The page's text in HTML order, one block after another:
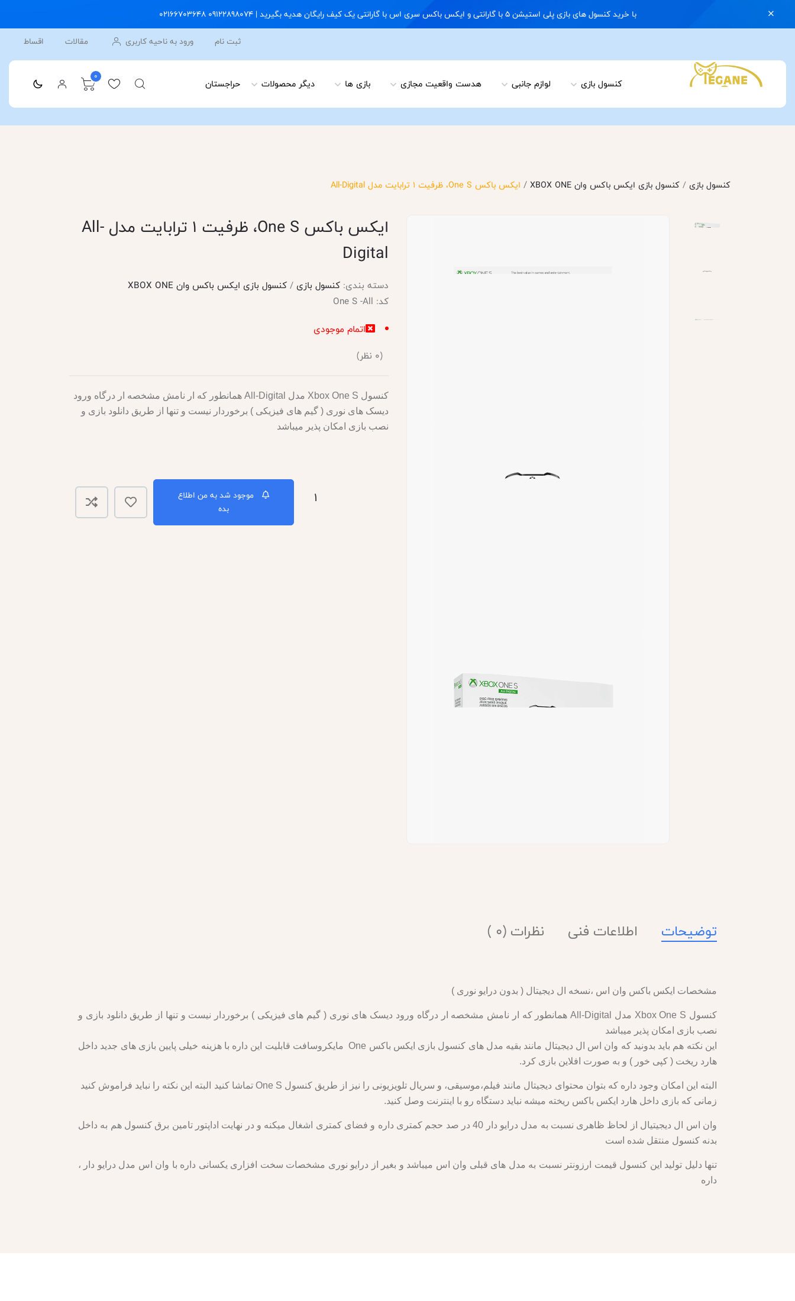
با خرید کنسول های بازی پلی استیشن 5 با گارانتی و ایکس باکس سری اس با گارانتی یک کیف رایگان هدیه بگیرید | 09122898074 02166703648
ثبت نام
ورود به ناحیه کاربری مقالات اقساط
کنسول بازی لوازم جانبی هدست واقعیت مجازی بازی ها دیگر محصولات حراجستان 0
کنسول بازی / کنسول بازی ایکس باکس وان XBOX ONE / ایکس باکس One S، ظرفیت 1 ترابایت مدل All-Digital
ایکس باکس One S، ظرفیت 1 ترابایت مدل All-
Digital
دسته بندی: کنسول بازی /کنسول بازی ایکس باکس وان XBOX ONE
کد: One S -All
اتمام موجودی
(
0 نظر)
کنسول Xbox One S مدل All-Digital همانطور که ار نامش مشخصه ار درگاه ورود
دیسک های نوری ( گیم های فیزیکی ) برخوردار نیست و تنها از طریق دانلود بازی و
نصب بازی امکان پذیر میباشد
موجود شد به من اطلاع
بده
توضیحات اطلاعات فنی نظرات (0 )
مشخصات ایکس باکس وان اس ،نسخه ال دیجیتال ( بدون درایو نوری )
کنسول Xbox One S مدل All-Digital همانطور که ار نامش مشخصه ار درگاه ورود دیسک های نوری ( گیم های فیزیکی ) برخوردار نیست و تنها از طریق دانلود بازی و
نصب بازی امکان پذیر میباشد
این نکته هم باید بدونید که وان اس ال دیجیتال مانند بقیه مدل های کنسول بازی ایکس باکس One مایکروسافت قابلیت این داره با هزینه خیلی پایین بازی های جدید داخل
هارد ریخت ( کپی خور ) و به صورت افلاین بازی کرد.
البته این امکان وجود داره که بتوان محتوای دیجیتال مانند فیلم،موسیقی، و سریال تلویزیونی را نیز از طریق کنسول One S تماشا کنید البته این نکته را نباید فراموش کنید
زمانی که بازی داخل هارد ایکس باکس ریخته میشه نباید دستگاه رو با اینترنت وصل کنید.
وان اس ال دیجیتیال از لحاظ ظاهری نسبت به مدل درایو دار 40 در صد حجم کمتری داره و فضای کمتری اشغال میکنه و در نهایت اداپتور تامین برق کنسول هم به داخل
بدنه کنسول منتقل شده است
تنها دلیل تولید این کنسول قیمت ارزونتر نسبت به مدل های قبلی وان اس میباشد و بغیر از درایو نوری مشخصات سخت افزاری یکسانی داره با وان اس مدل درایو دار ،
داره